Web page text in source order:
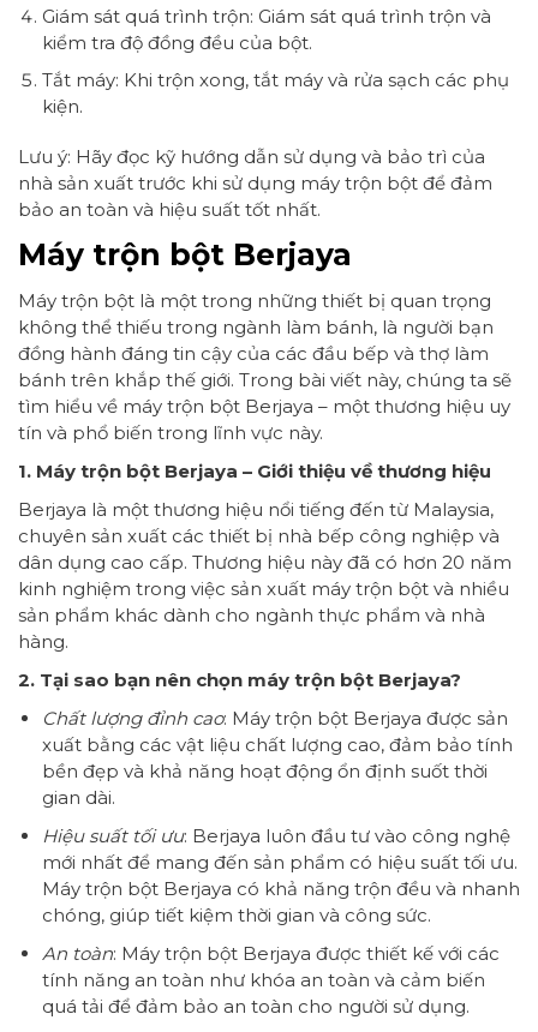
Giám sát quá trình trộn: Giám sát quá trình trộn và
kiểm tra độ đồng đều của bột.
Tắt máy: Khi trộn xong, tắt máy và rửa sạch các phụ
kiện.
Lưu ý: Hãy đọc kỹ hướng dẫn sử dụng và bảo trì của
nhà sản xuất trước khi sử dụng máy trộn bột để đảm
bảo an toàn và hiệu suất tốt nhất.
Máy trộn bột Berjaya
Máy trộn bột là một trong những thiết bị quan trọng
không thể thiếu trong ngành làm bánh, là người bạn
đồng hành đáng tin cậy của các đầu bếp và thợ làm
bánh trên khắp thế giới. Trong bài viết này, chúng ta sẽ
tìm hiểu về máy trộn bột Berjaya – một thương hiệu uy
tín và phổ biến trong lĩnh vực này.
1. Máy trộn bột Berjaya – Giới thiệu về thương hiệu
Berjaya là một thương hiệu nổi tiếng đến từ Malaysia,
chuyên sản xuất các thiết bị nhà bếp công nghiệp và
dân dụng cao cấp. Thương hiệu này đã có hơn 20 năm
kinh nghiệm trong việc sản xuất máy trộn bột và nhiều
sản phẩm khác dành cho ngành thực phẩm và nhà
hàng.
2. Tại sao bạn nên chọn máy trộn bột Berjaya?
Chất lượng đỉnh cao: Máy trộn bột Berjaya được sản
xuất bằng các vật liệu chất lượng cao, đảm bảo tính
bền đẹp và khả năng hoạt động ổn định suốt thời
gian dài.
Hiệu suất tối ưu: Berjaya luôn đầu tư vào công nghệ
mới nhất để mang đến sản phẩm có hiệu suất tối ưu.
Máy trộn bột Berjaya có khả năng trộn đều và nhanh
chóng, giúp tiết kiệm thời gian và công sức.
An toàn: Máy trộn bột Berjaya được thiết kế với các
tính năng an toàn như khóa an toàn và cảm biến
quá tải để đảm bảo an toàn cho người sử dụng.